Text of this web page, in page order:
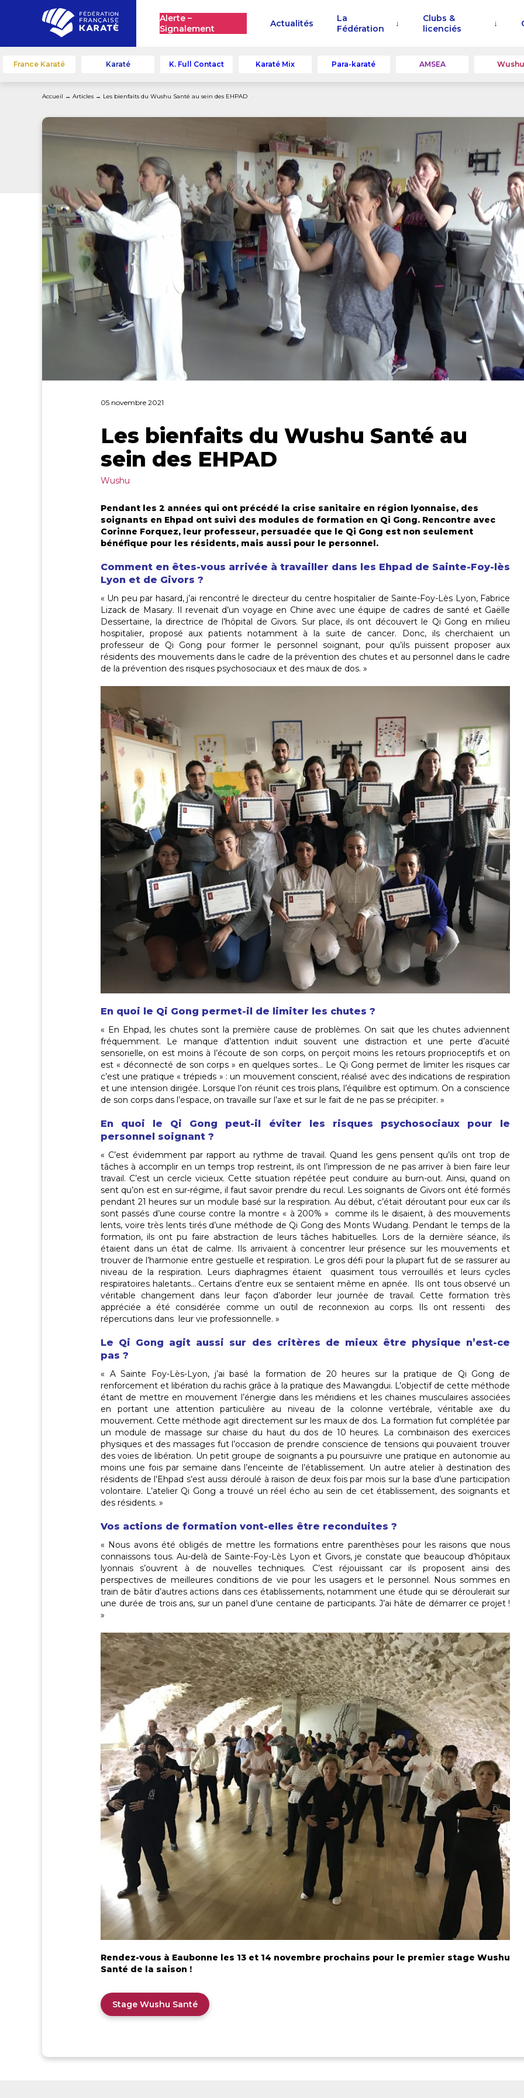
Alerte –
Signalement
Actualités
La
Fédération
Clubs &
licenciés
France Karaté Karaté K. Full Contact Karaté Mix Para-karaté AMSEA Wushu
Accueil → Articles → Les bienfaits du Wushu Santé au sein des EHPAD
05 novembre 2021
Les bienfaits du Wushu Santé au
sein des EHPAD
Wushu
Pendant les 2 années qui ont précédé la crise sanitaire en région lyonnaise, des
soignants en Ehpad ont suivi des modules de formation en Qi Gong. Rencontre avec
Corinne Forquez, leur professeur, persuadée que le Qi Gong est non seulement
bénéfique pour les résidents, mais aussi pour le personnel.
Comment en êtes-vous arrivée à travailler dans les Ehpad de Sainte-Foy-lès
Lyon et de Givors ?
« Un peu par hasard, j’ai rencontré le directeur du centre hospitalier de Sainte-Foy-Lès Lyon, Fabrice
Lizack de Masary. Il revenait d’un voyage en Chine avec une équipe de cadres de santé et Gaëlle
Dessertaine, la directrice de l’hôpital de Givors. Sur place, ils ont découvert le Qi Gong en milieu
hospitalier, proposé aux patients notamment à la suite de cancer. Donc, ils cherchaient un
professeur de Qi Gong pour former le personnel soignant, pour qu’ils puissent proposer aux
résidents des mouvements dans le cadre de la prévention des chutes et au personnel dans le cadre
de la prévention des risques psychosociaux et des maux de dos. »
En quoi le Qi Gong permet-il de limiter les chutes ?
« En Ehpad, les chutes sont la première cause de problèmes. On sait que les chutes adviennent
fréquemment. Le manque d’attention induit souvent une distraction et une perte d’acuité
sensorielle, on est moins à l’écoute de son corps, on perçoit moins les retours proprioceptifs et on
est « déconnecté de son corps » en quelques sortes… Le Qi Gong permet de limiter les risques car
c’est une pratique « trépieds » : un mouvement conscient, réalisé avec des indications de respiration
et une intension dirigée. Lorsque l’on réunit ces trois plans, l’équilibre est optimum. On a conscience
de son corps dans l’espace, on travaille sur l’axe et sur le fait de ne pas se précipiter. »
En quoi le Qi Gong peut-il éviter les risques psychosociaux pour le
personnel soignant ?
« C’est évidemment par rapport au rythme de travail. Quand les gens pensent qu’ils ont trop de
tâches à accomplir en un temps trop restreint, ils ont l’impression de ne pas arriver à bien faire leur
travail. C’est un cercle vicieux. Cette situation répétée peut conduire au burn-out. Ainsi, quand on
sent qu’on est en sur-régime, il faut savoir prendre du recul. Les soignants de Givors ont été formés
pendant 21 heures sur un module basé sur la respiration. Au début, c’était déroutant pour eux car ils
sont passés d’une course contre la montre « à 200% » comme ils le disaient, à des mouvements
lents, voire très lents tirés d’une méthode de Qi Gong des Monts Wudang. Pendant le temps de la
formation, ils ont pu faire abstraction de leurs tâches habituelles. Lors de la dernière séance, ils
étaient dans un état de calme. Ils arrivaient à concentrer leur présence sur les mouvements et
trouver de l’harmonie entre gestuelle et respiration. Le gros défi pour la plupart fut de se rassurer au
niveau de la respiration. Leurs diaphragmes étaient quasiment tous verrouillés et leurs cycles
respiratoires haletants… Certains d’entre eux se sentaient même en apnée. Ils ont tous observé un
véritable changement dans leur façon d’aborder leur journée de travail. Cette formation très
appréciée a été considérée comme un outil de reconnexion au corps. Ils ont ressenti des
répercutions dans leur vie professionnelle. »
Le Qi Gong agit aussi sur des critères de mieux être physique n’est-ce
pas ?
« A Sainte Foy-Lès-Lyon, j’ai basé la formation de 20 heures sur la pratique de Qi Gong de
renforcement et libération du rachis grâce à la pratique des Mawangdui. L’objectif de cette méthode
étant de mettre en mouvement l’énergie dans les méridiens et les chaines musculaires associées
en portant une attention particulière au niveau de la colonne vertébrale, véritable axe du
mouvement. Cette méthode agit directement sur les maux de dos. La formation fut complétée par
un module de massage sur chaise du haut du dos de 10 heures. La combinaison des exercices
physiques et des massages fut l’occasion de prendre conscience de tensions qui pouvaient trouver
des voies de libération. Un petit groupe de soignants a pu poursuivre une pratique en autonomie au
moins une fois par semaine dans l’enceinte de l’établissement. Un autre atelier à destination des
résidents de l’Ehpad s’est aussi déroulé à raison de deux fois par mois sur la base d’une participation
volontaire. L’atelier Qi Gong a trouvé un réel écho au sein de cet établissement, des soignants et
des résidents. »
Vos actions de formation vont-elles être reconduites ?
« Nous avons été obligés de mettre les formations entre parenthèses pour les raisons que nous
connaissons tous. Au-delà de Sainte-Foy-Lès Lyon et Givors, je constate que beaucoup d’hôpitaux
lyonnais s’ouvrent à de nouvelles techniques. C’est réjouissant car ils proposent ainsi des
perspectives de meilleures conditions de vie pour les usagers et le personnel. Nous sommes en
train de bâtir d’autres actions dans ces établissements, notamment une étude qui se déroulerait sur
une durée de trois ans, sur un panel d’une centaine de participants. J’ai hâte de démarrer ce projet !
»
Rendez-vous à Eaubonne les 13 et 14 novembre prochains pour le premier stage Wushu
Santé de la saison !
Stage Wushu Santé